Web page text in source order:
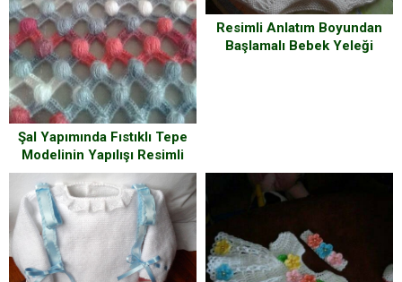
Şal Yapımında Fıstıklı Tepe
Modelinin Yapılışı Resimli
Anlatım
Resimli Anlatım Boyundan
Başlamalı Bebek Yeleği